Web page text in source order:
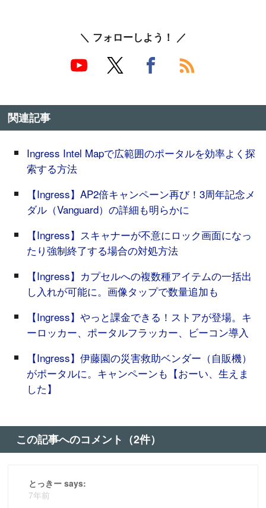
＼ フォローしよう！ ／
関連記事
Ingress Intel Mapで広範囲のポータルを効率よく探
索する方法
【Ingress】AP2倍キャンペーン再び！3周年記念メ
ダル（Vanguard）の詳細も明らかに
【Ingress】スキャナーが不意にロック画面になっ
たり強制終了する場合の対処方法
【Ingress】カプセルへの複数種アイテムの一括出
し入れが可能に。画像タップで数量追加も
【Ingress】やっと課金できる！ストアが登場。キ
ーロッカー、ポータルフラッカー、ビーコン導入
【Ingress】伊藤園の災害救助ベンダー（自販機）
がポータルに。キャンペーンも【おーい、生えま
した】
この記事へのコメント（2件）
とっきー says:
7年前